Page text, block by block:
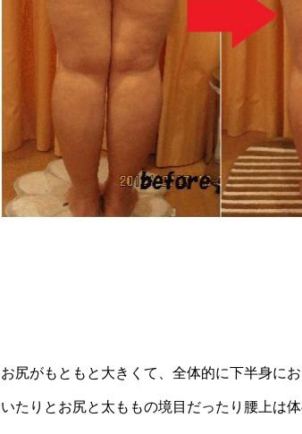
お尻がもともと大きくて、全体的に下半身に
いたりとお尻と太ももの境目だったり腰上は